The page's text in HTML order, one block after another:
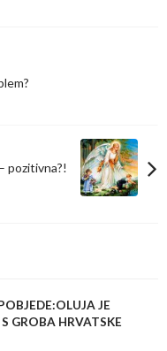
pozitivna?!
JE
GROBA HRVATSKE